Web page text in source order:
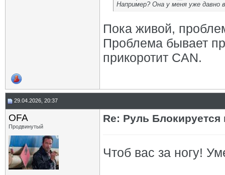
Например? Она у меня уже давно
Пока живой,
Проблема бывает
прикоротит CAN.
29.04.2026, 20:37
OFA
Продвинутый
Re: Руль Блокируется
Чтоб вас за ногу!